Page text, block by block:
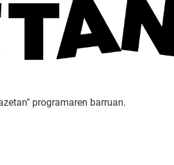
programaren barruan.